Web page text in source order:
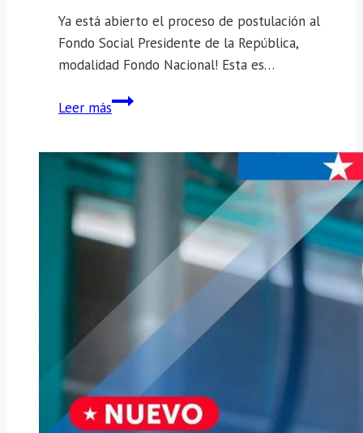
Ya está abierto el proceso de postulación al
Fondo Social Presidente de la República,
modalidad Fondo Nacional! Esta es…
Leer más¡Atención